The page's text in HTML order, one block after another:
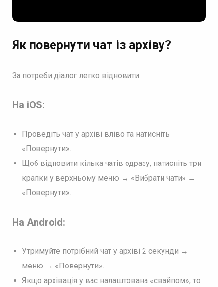
Як повернути чат із архіву?
За потреби діалог легко відновити.
На iOS:
Проведіть чат у архіві вліво та натисніть
«Повернути».
Щоб відновити кілька чатів одразу, натисніть три
крапки у верхньому меню → «Вибрати чати» →
«Повернути».
На Android:
Утримуйте потрібний чат у архіві 2 секунди →
меню → «Повернути».
Якщо архівація у вас налаштована «свайпом», то